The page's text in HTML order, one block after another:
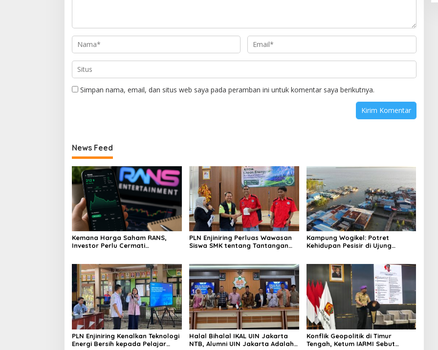
Simpan nama, email, dan situs web saya pada peramban ini untuk komentar saya berikutnya.
News Feed
Kemana Harga Saham RANS,
Investor Perlu Cermati
PLN Enjiniring Perluas Wawasan
Siswa SMK tentang Tantangan
Kampung Wogikel: Potret
Kehidupan Pesisir di Ujung
PLN Enjiniring Kenalkan Teknologi
Energi Bersih kepada Pelajar
Halal Bihalal IKAL UIN Jakarta
NTB, Alumni UIN Jakarta Adalah
Konflik Geopolitik di Timur
Tengah, Ketum IARMI Sebut